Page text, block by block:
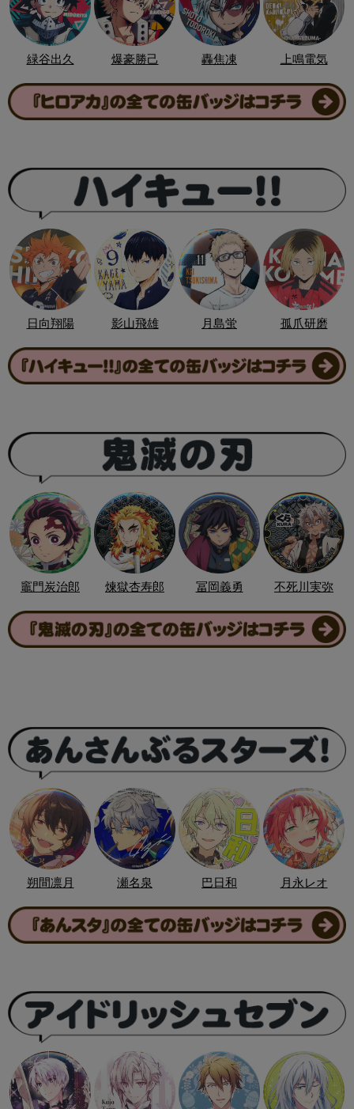
緑谷出久 爆豪勝己 轟焦凍 上鳴電気
日向翔陽 影山飛雄 月島蛍 孤爪研磨
竈門炭治郎 煉獄杏寿郎 冨岡義勇 不死川実弥
朔間凛月 瀬名泉 巴日和 月永レオ